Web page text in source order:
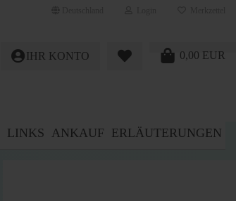
0,00 EUR
IHR KONTO
LINKS ANKAUF ERLÄUTERUNGEN